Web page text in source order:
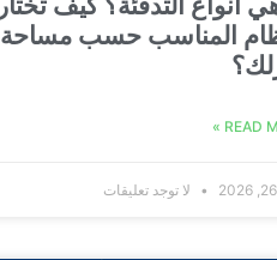
المناسب حسب مساحة
READ
لا توجد تعليقات